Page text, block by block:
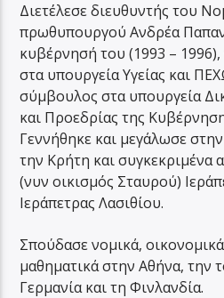
Διετέλεσε διευθυντής του
πρωθυπουργού Ανδρέα
κυβέρνησή του (1993 – 1996),
στα υπουργεία Υγείας και
σύμβουλος στα υπουργεία
και Προεδρίας της
Γεννήθηκε και μεγάλωσε
την Κρήτη και συγκεκριμένα
(νυν οικισμός Σταυρού)
Ιεράπετρας Λασιθίου.
Σπούδασε νομικά,
μαθηματικά στην Αθήνα, την
Γερμανία και τη Φινλανδία.